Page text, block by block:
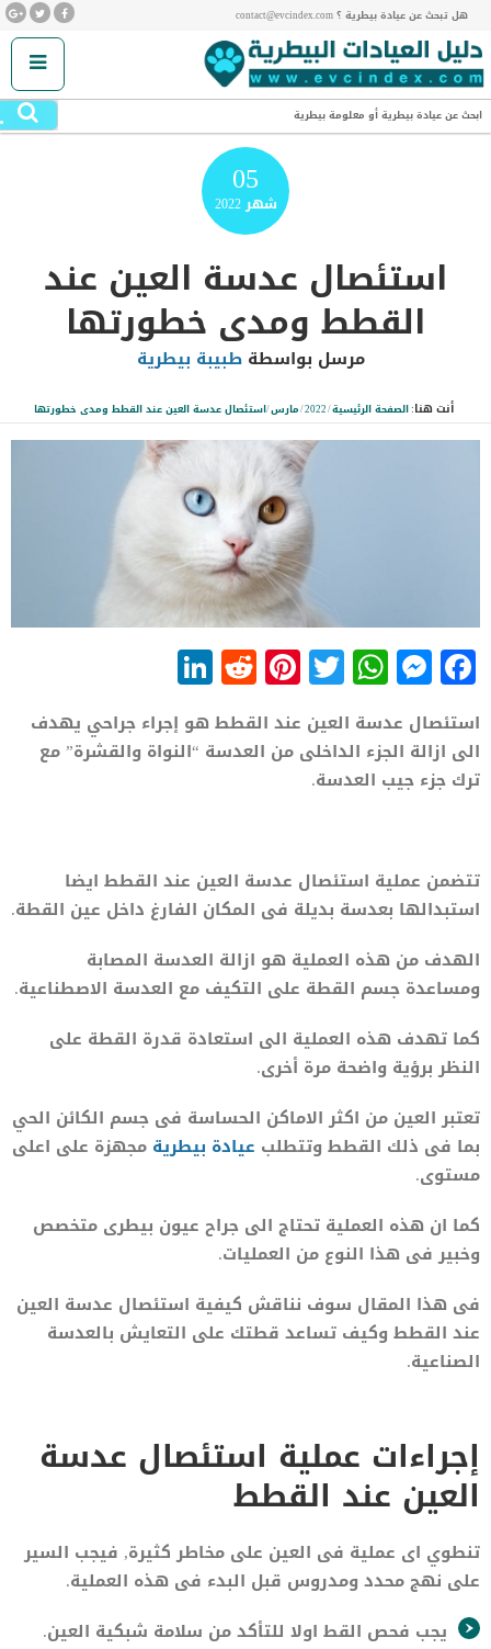
هل تبحث عن عيادة بيطرية ؟ contact@evcindex.com
ابحث عن عيادة بيطرية أو معلومة بيطرية
05
شهر2022
استئصال عدسة العين عند
القطط ومدى خطورتها
مرسل بواسطة طبيبة بيطرية
أنت هنا:الصفحة الرئيسية/
2022
/مارس/استئصال عدسة العين عند القطط ومدى خطورتها
Facebook
Messenger
WhatsApp
Twitter
Pinterest
Reddit
استئصال عدسة العين عند القطط هو إجراء جراحي يهدف
الى ازالة الجزء الداخلى من العدسة “النواة والقشرة” مع
ترك جزء جيب العدسة.
تتضمن عملية استئصال عدسة العين عند القطط ايضا
استبدالها بعدسة بديلة فى المكان الفارغ داخل عين القطة.
الهدف من هذه العملية هو ازالة العدسة المصابة
ومساعدة جسم القطة على التكيف مع العدسة الاصطناعية.
كما تهدف هذه العملية الى استعادة قدرة القطة على
النظر برؤية واضحة مرة أخرى.
تعتبر العين من اكثر الاماكن الحساسة فى جسم الكائن الحي
بما فى ذلك القطط وتتطلب عيادة بيطرية مجهزة على اعلى
مستوى.
كما ان هذه العملية تحتاج الى جراح عيون بيطرى متخصص
وخبير فى هذا النوع من العمليات.
فى هذا المقال سوف نناقش كيفية استئصال عدسة العين
عند القطط وكيف تساعد قطتك على التعايش بالعدسة
الصناعية.
إجراءات عملية استئصال عدسة
العين عند القطط
تنطوي اى عملية فى العين على مخاطر كثيرة, فيجب السير
على نهج محدد ومدروس قبل البدء فى هذه العملية.
يجب فحص القط اولا للتأكد من سلامة شبكية العين.